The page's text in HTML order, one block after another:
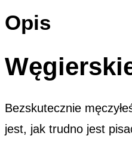
Opis
Bezskutecznie
jest, jak trudno jest